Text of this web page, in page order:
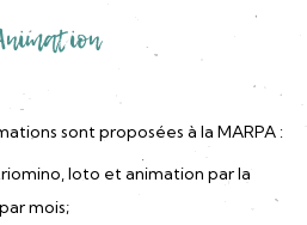
sont proposées à la MARPA :
loto et animation par la
mois;